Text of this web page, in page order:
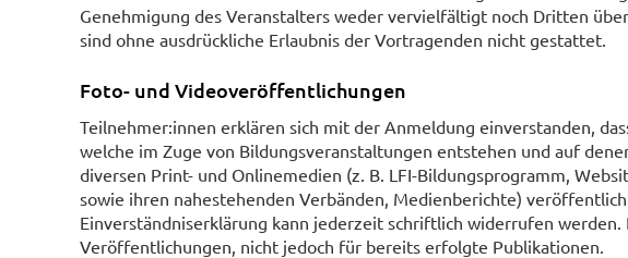
Genehmigung des Veranstalters weder vervielfältigt noch Dritten
sind ohne ausdrückliche Erlaubnis der Vortragenden nicht gestattet.
Foto- und Videoveröffentlichungen
Teilnehmer:innen erklären sich mit der Anmeldung einverstanden,
welche im Zuge von Bildungsveranstaltungen entstehen und auf
diversen Print- und Onlinemedien (z. B. LFI-Bildungsprogramm,
sowie ihren nahestehenden Verbänden, Medienberichte)
Einverständniserklärung kann jederzeit schriftlich widerrufen
Veröffentlichungen, nicht jedoch für bereits erfolgte Publikationen.